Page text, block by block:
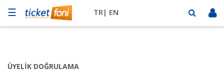
☰ TR| EN
ÜYELIK DOĞRULAMA